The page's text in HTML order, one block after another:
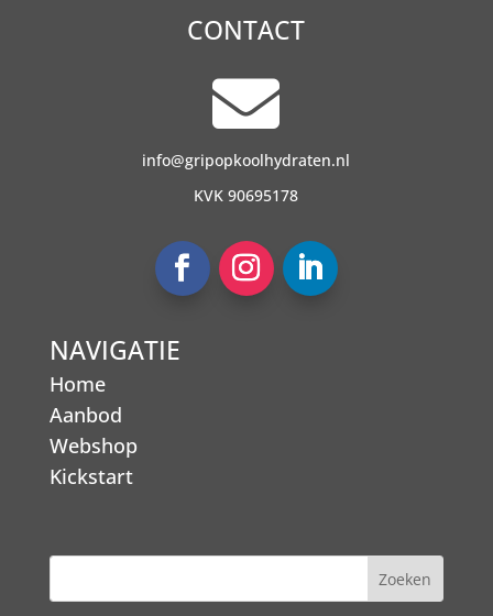
CONTACT

info@gripopkoolhydraten.nl
KVK 90695178
NAVIGATIE
Home
Aanbod
Webshop
Kickstart